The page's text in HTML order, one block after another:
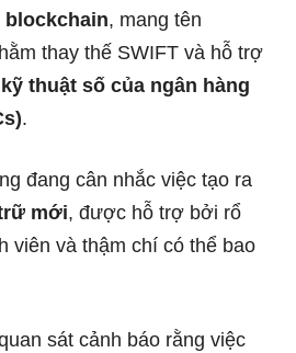
blockchain, mang tên
thay thế SWIFT và hỗ trợ
thuật số của ngân hàng
.
đang cân nhắc việc tạo ra
mới, được hỗ trợ bởi rổ
viên và thậm chí có thể bao
sát cảnh báo rằng việc